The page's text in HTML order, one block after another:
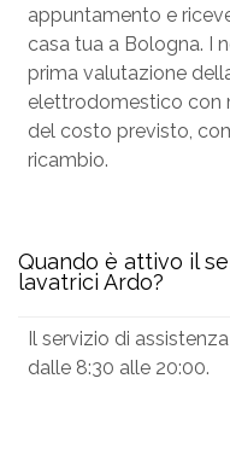
appuntamento e
casa tua a Bologna. I
prima valutazione
elettrodomestico con
del costo previsto,
ricambio.
Quando è attivo il
lavatrici Ardo?
Il servizio di
dalle 8:30 alle 20:00.